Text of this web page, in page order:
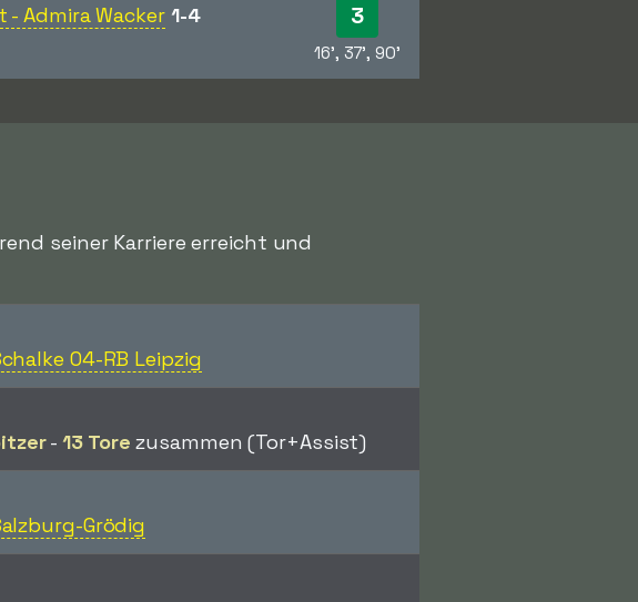
Admira Wacker 1-4 3
16', 37', 90'
seiner Karriere erreicht und
04-RB Leipzig
-13 Tore zusammen (Tor+Assist)
Grödig